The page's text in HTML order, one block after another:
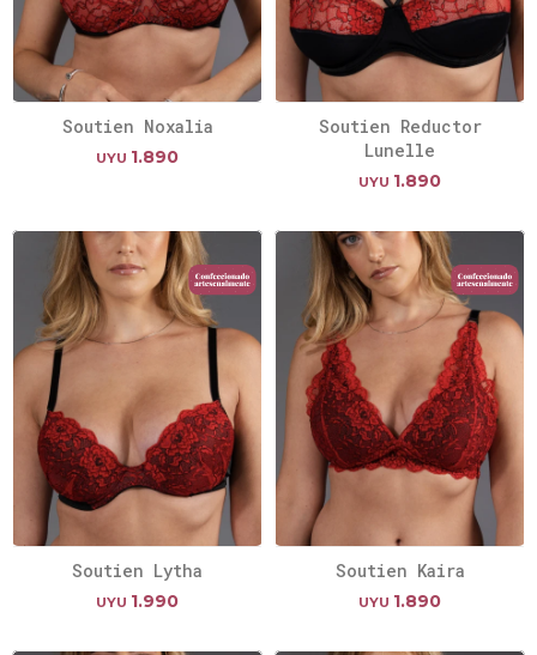
Soutien Noxalia
UYU 1.890
Soutien Reductor
Lunelle
UYU 1.890
Soutien Lytha
UYU 1.990
Soutien Kaira
UYU 1.890